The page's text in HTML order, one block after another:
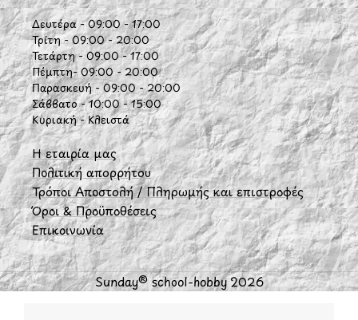
Δευτέρα - 09:00 - 17:00
Τρίτη - 09:00 - 20:00
Τετάρτη - 09:00 - 17:00
Πέμπτη- 09:00 - 20:00
Παρασκευή - 09:00 - 20:00
Σάββατο - 10:00 - 15:00
Κυριακή - Κλειστά
Η εταιρία μας
Πολιτική απορρήτου
Τρόποι Αποστολή / Πληρωμής και επιστροφές
Όροι & Προϋποθέσεις
Επικοινωνία
Sunday® school-hobby 2026